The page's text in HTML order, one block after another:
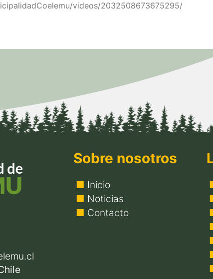
videos/2032508673675295/
Sobre nosotros
Inicio
Noticias
Contacto